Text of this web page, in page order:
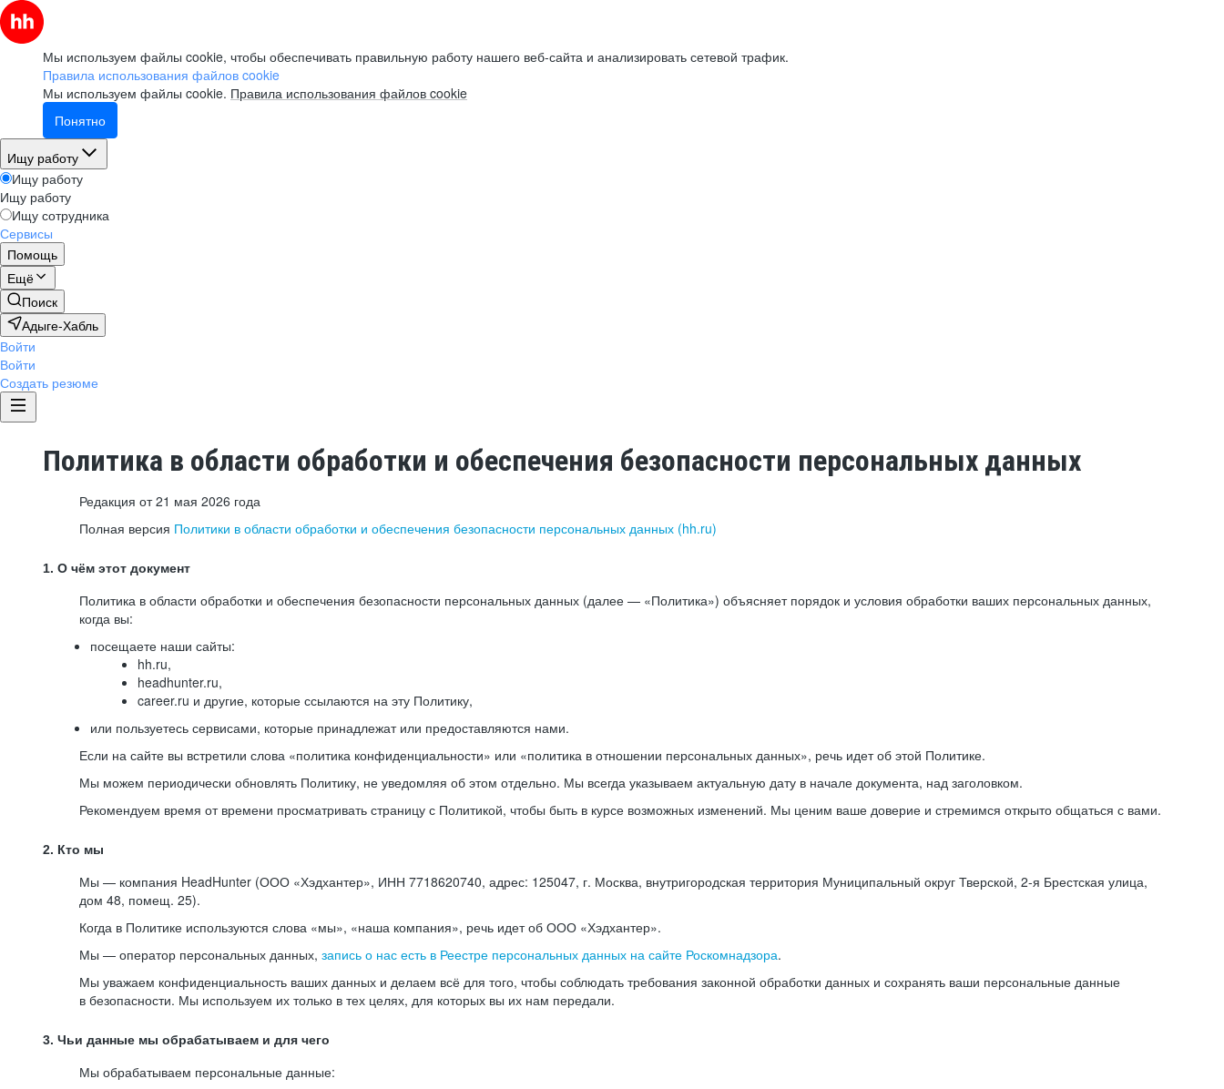
Мы используем файлы cookie, чтобы обеспечивать правильную работу нашего веб-сайта и анализировать сетевой трафик.
Правила использования файлов cookie
Мы используем файлы cookie. Правила использования файлов cookie
Понятно
Ищу работу
Ищу работу
Ищу работу
Ищу сотрудника
Сервисы
Помощь
Ещё
Поиск
Адыге-Хабль
Войти
Войти
Создать резюме
Политика в области обработки и обеспечения безопасности персональных данных
Редакция от 21 мая 2026 года
Полная версия Политики в области обработки и обеспечения безопасности персональных данных (hh.ru)
1. О чём этот документ
Политика в области обработки и обеспечения безопасности персональных данных (далее — «Политика») объясняет порядок и условия обработки ваших персональных данных,
когда вы:
посещаете наши сайты:
hh.ru,
headhunter.ru,
career.ru и другие, которые ссылаются на эту Политику,
или пользуетесь сервисами, которые принадлежат или предоставляются нами.
Если на сайте вы встретили слова «политика конфиденциальности» или «политика в отношении персональных данных», речь идет об этой Политике.
Мы можем периодически обновлять Политику, не уведомляя об этом отдельно. Мы всегда указываем актуальную дату в начале документа, над заголовком.
Рекомендуем время от времени просматривать страницу с Политикой, чтобы быть в курсе возможных изменений. Мы ценим ваше доверие и стремимся открыто общаться с вами.
2. Кто мы
Мы — компания HeadHunter (ООО «Хэдхантер», ИНН 7718620740, адрес: 125047, г. Москва, внутригородская территория Муниципальный округ Тверской, 2-я Брестская улица,
дом 48, помещ. 25).
Когда в Политике используются слова «мы», «наша компания», речь идет об ООО «Хэдхантер».
Мы — оператор персональных данных, запись о нас есть в Реестре персональных данных на сайте Роскомнадзора.
Мы уважаем конфиденциальность ваших данных и делаем всё для того, чтобы соблюдать требования законной обработки данных и сохранять ваши персональные данные
в безопасности. Мы используем их только в тех целях, для которых вы их нам передали.
3. Чьи данные мы обрабатываем и для чего
Мы обрабатываем персональные данные: